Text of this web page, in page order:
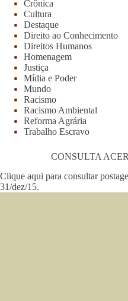
Crônica
Cultura
Destaque
Direito ao Conhecimento
Direitos Humanos
Homenagem
Justiça
Mídia e Poder
Mundo
Racismo
Racismo Ambiental
Reforma Agrária
Trabalho Escravo
CONSULTA
Clique aqui para consultar
31/dez/15.